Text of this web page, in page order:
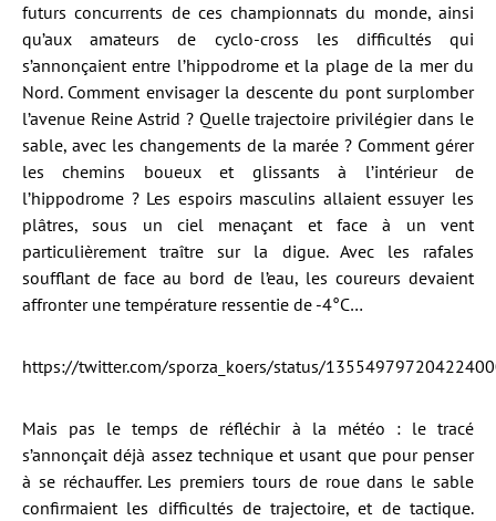
futurs concurrents de ces championnats du monde, ainsi
qu’aux amateurs de cyclo-cross les difficultés qui
s’annonçaient entre l’hippodrome et la plage de la mer du
Nord. Comment envisager la descente du pont surplomber
l’avenue Reine Astrid ? Quelle trajectoire privilégier dans le
sable, avec les changements de la marée ? Comment gérer
les chemins boueux et glissants à l’intérieur de
l’hippodrome ? Les espoirs masculins allaient essuyer les
plâtres, sous un ciel menaçant et face à un vent
particulièrement traître sur la digue. Avec les rafales
soufflant de face au bord de l’eau, les coureurs devaient
affronter une température ressentie de -4°C…
https://twitter.com/sporza_koers/status/
Mais pas le temps de réfléchir à la météo : le tracé
s’annonçait déjà assez technique et usant que pour penser
à se réchauffer. Les premiers tours de roue dans le sable
confirmaient les difficultés de trajectoire, et de tactique.